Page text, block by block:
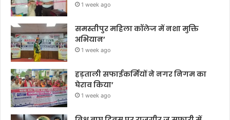
1 week ago
समस्तीपुर महिला कॉलेज में नशा मुक्ति
अभियान’
1 week ago
हड़ताली सफाईकर्मियों ने नगर निगम का
घेराव किया’
1 week ago